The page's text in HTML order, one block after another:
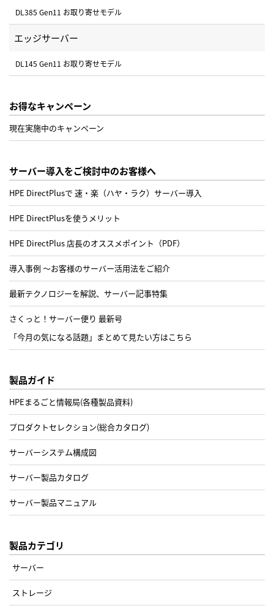
DL385 Gen11 お取り寄せモデル
エッジサーバー
DL145 Gen11 お取り寄せモデル
お得なキャンペーン
現在実施中のキャンペーン
サーバー導入をご検討中のお客様へ
HPE DirectPlusで 速・楽（ハヤ・ラク）サーバー導入
HPE DirectPlusを使うメリット
HPE DirectPlus 店長のオススメポイント（PDF）
導入事例 ～お客様のサーバー活用法をご紹介
最新テクノロジーを解説、サーバー記事特集
さくっと！サーバー便り 最新号
「今月の気になる話題」まとめて見たい方はこちら
製品ガイド
HPEまるごと情報局(各種製品資料)
プロダクトセレクション(総合カタログ)
サーバーシステム構成図
サーバー製品カタログ
サーバー製品マニュアル
製品カテゴリ
サーバー
ストレージ